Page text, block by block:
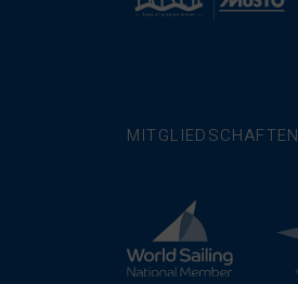
MITGLIEDSCHAFTEN